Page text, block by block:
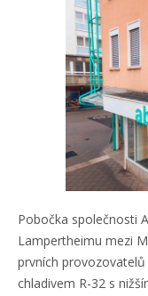
Pobočka společnosti
Lampertheimu mezi
prvních provozovatelů
chladivem R-32 s